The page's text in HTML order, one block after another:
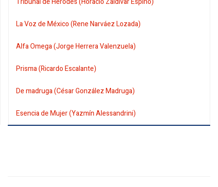
La Voz de México (Rene Narváez Lozada)
Alfa Omega (Jorge Herrera Valenzuela)
Prisma (Ricardo Escalante)
De madruga (César González Madruga)
Esencia de Mujer (Yazmín Alessandrini)